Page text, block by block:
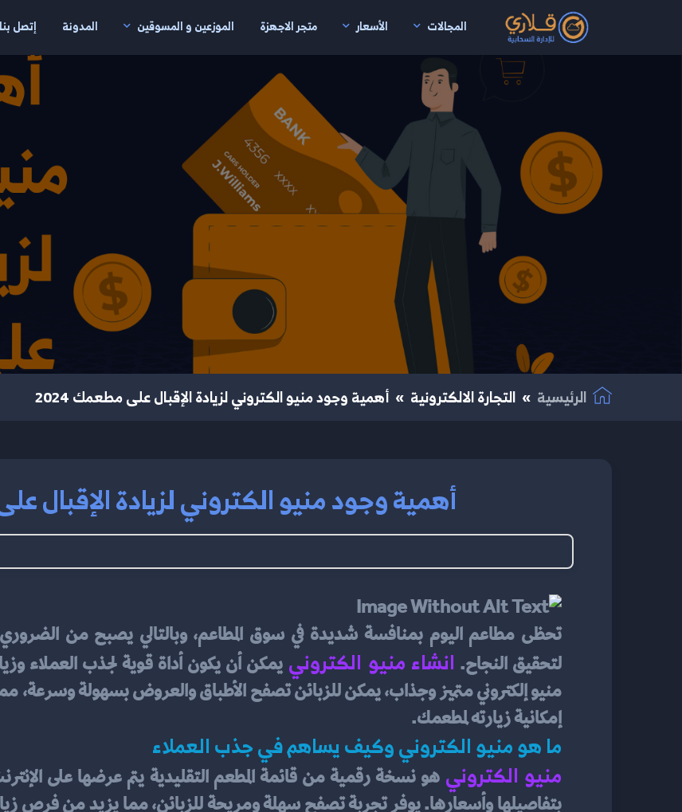
المجالات الأسعار متجر الاجهزة الموزعين و المسوقين المدونة إتصل بنا
انتقال إلى المحتوى الرئيسي
الرئيسية التجارة الالكترونية أهمية وجود منيو الكتروني لزيادة الإقبال على مطعمك 2024
أهمية وجود منيو الكتروني لزيادة الإقبال على
لتحقيق النجاح. انشاء منيو الكتروني
إمكانية زيارته لمطعمك.
ما هو منيو الكتروني وكيف يساهم في جذب العملاء
منيو الكتروني